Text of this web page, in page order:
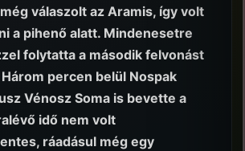
válaszolt az Aramis, így volt
a pihenő alatt. Mindenesetre
folytatta a második felvonást
percen belül Nospak
Vénosz Soma is bevette a
idő nem volt
ráadásul még egy